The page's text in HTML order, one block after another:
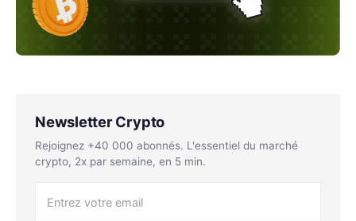
Newsletter Crypto
Rejoignez +40 000 abonnés. L'essentiel du marché
crypto, 2x par semaine, en 5 min.